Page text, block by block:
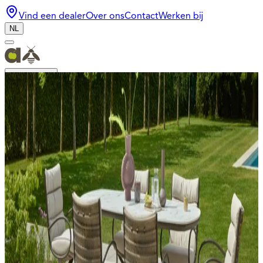
Vind een dealerOver onsContactWerken bij
NL
Collectie Bee Wett®Design MaterialenMid-Season Sale
Dealer login